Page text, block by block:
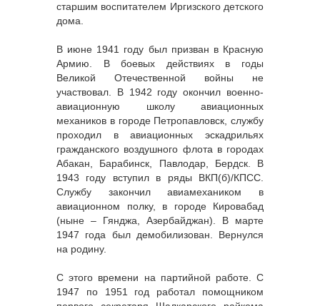
старшим воспитателем Иргизского детского
дома.
В июне 1941 году был призван в Красную
Армию. В боевых действиях в годы
Великой Отечественной войны не
участвовал. В 1942 году окончил военно-
авиационную школу авиационных
механиков в городе Петропавловск, службу
проходил в авиационных эскадрильях
гражданского воздушного флота в городах
Абакан, Барабинск, Павлодар, Бердск. В
1943 году вступил в ряды ВКП(б)/КПСС.
Службу закончил авиамехаником в
авиационном полку, в городе Кировабад
(ныне – Гянджа, Азербайджан). В марте
1947 года был демобилизован. Вернулся
на родину.
С этого времени на партийной работе. С
1947 по 1951 год работал помощником